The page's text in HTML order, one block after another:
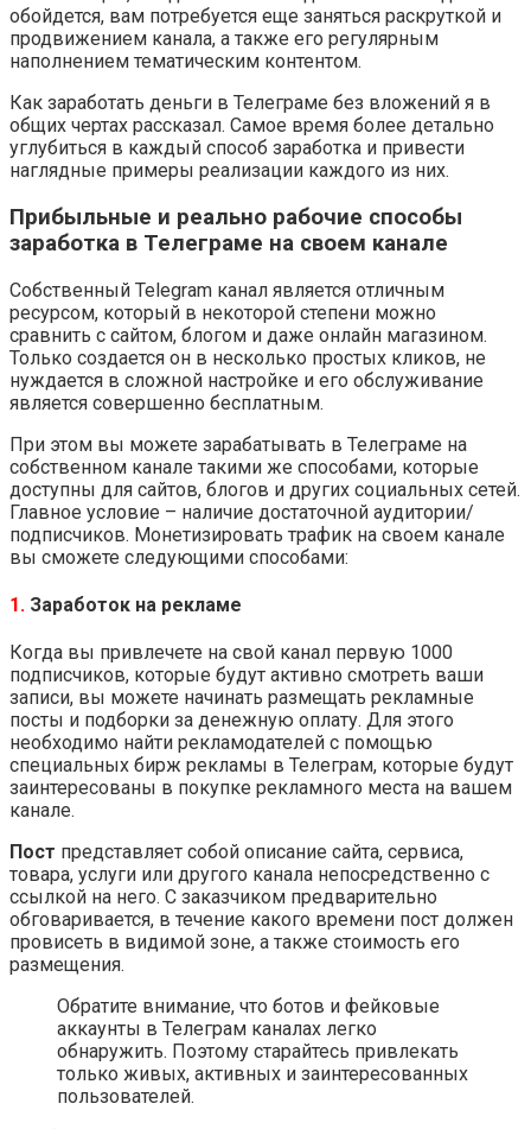
обойдется, вам потребуется еще заняться раскруткой и
продвижением канала, а также его регулярным
наполнением тематическим контентом.
Как заработать деньги в Телеграме без вложений я в
общих чертах рассказал. Самое время более детально
углубиться в каждый способ заработка и привести
наглядные примеры реализации каждого из них.
Прибыльные и реально рабочие способы
заработка в Телеграме на своем канале
Собственный Telegram канал является отличным
ресурсом, который в некоторой степени можно
сравнить с сайтом, блогом и даже онлайн магазином.
Только создается он в несколько простых кликов, не
нуждается в сложной настройке и его обслуживание
является совершенно бесплатным.
При этом вы можете зарабатывать в Телеграме на
собственном канале такими же способами, которые
доступны для сайтов, блогов и других социальных сетей.
Главное условие – наличие достаточной аудитории/
подписчиков. Монетизировать трафик на своем канале
вы сможете следующими способами:
1. Заработок на рекламе
Когда вы привлечете на свой канал первую 1000
подписчиков, которые будут активно смотреть ваши
записи, вы можете начинать размещать рекламные
посты и подборки за денежную оплату. Для этого
необходимо найти рекламодателей с помощью
специальных бирж рекламы в Телеграм, которые будут
заинтересованы в покупке рекламного места на вашем
канале.
Пост представляет собой описание сайта, сервиса,
товара, услуги или другого канала непосредственно с
ссылкой на него. С заказчиком предварительно
обговаривается, в течение какого времени пост должен
провисеть в видимой зоне, а также стоимость его
размещения.
Обратите внимание, что ботов и фейковые
аккаунты в Телеграм каналах легко
обнаружить. Поэтому старайтесь привлекать
только живых, активных и заинтересованных
пользователей.